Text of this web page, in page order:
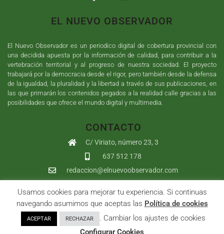
EL NUEVO OBSERVADOR
El Nuevo Observador es un periodico digital de cobertura provincial con
una decidida apuesta por la información de calidad, para contribuir a la
vertebración territorial y al progreso de nuestra sociedad. El proyecto
trabajará por la democracia desde el rigor, pero también desde la defensa
de la igualdad, la pluralidad y la libertad a través de sus publicaciones, en
las que primarán los contenidos pegados a la realidad calle gracias a las
posibilidades que ofrece el mundo digital y multimedia.
CONTACTO
C/ Viriato, número 23, 3
637 512 178
redaccion@elnuevoobservador.com
Copyright ©2026 El Nuevo Observador | Sumurdigital Diseño web
yDesarrollo| All Rights Reserved |
Privacidad|Política de cookies|User
Usamos cookies para mejorar tu experiencia. Si continuas
navegando asumimos que aceptas las Política de cookies
ACEPTAR RECHAZAR
. Cambiar los ajustes de cookies
Configurar Cookies